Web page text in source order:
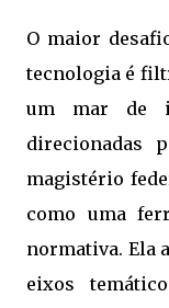
O maior
tecnologia é
um mar de
direcionadas
magistério
como uma
normativa. Ela
eixos